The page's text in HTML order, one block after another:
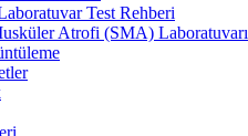
Test Rehberi
Atrofi (SMA) Laboratuvarı